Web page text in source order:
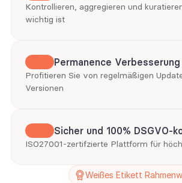
Kontrollieren, aggregieren und
wichtig ist
Permanence Verbesserung
Profitieren Sie von regelmäßigen
Versionen
Sicher und 100% DSGVO-
ISO27001-zertifzierte Plattform für
Weißes Etikett